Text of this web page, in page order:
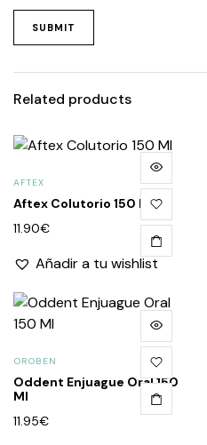
Related products
AFTEX
Aftex Colutorio 150 Ml
11.90€
Añadir a tu wishlist
OROBEN
Oddent Enjuague Oral 150
Ml
11.95€